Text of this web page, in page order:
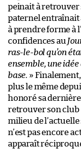
peinait à retrouver
paternel entraînait
à prendre forme à
confidences au
ras-le-bol qu’on
ensemble, une idée
base. »
plus le même
honoré sa
retrouver son club
milieu de
n’est pas encore
apparaît